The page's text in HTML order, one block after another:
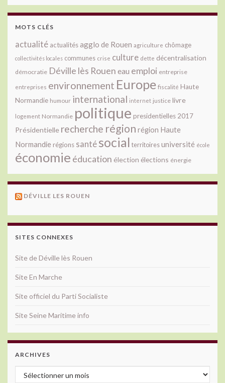
MOTS CLÉS
actualité actualitésagglo de Rouen agriculture chômage
collectivités locales communes crise culture dette décentralisation
démocratie Déville lès Rouen eau emploi entreprise
entreprises environnement Europe fiscalité Haute
Normandie humour international internet justice livre
logement Normandie politique presidentielles 2017
Présidentielle recherche région région Haute
Normandie régions santésocial territoiresuniversité école
économie éducation élection élections énergie
DÉVILLE LES ROUEN
SITES CONNEXES
Site de Déville lès Rouen
Site En Marche
Site officiel du Parti Socialiste
Site Seine Maritime info
ARCHIVES
Archives